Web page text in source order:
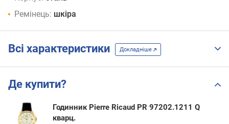
Ремінець: шкіра
Всі характеристики Докладніше
Де купити?
Годинник Pierre Ricaud PR 97202.1211 Q
кварц.